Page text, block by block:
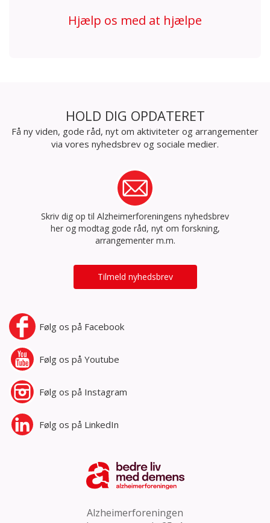
Hjælp os med at hjælpe
HOLD DIG OPDATERET
Få ny viden, gode råd, nyt om aktiviteter og arrangementer
via vores nyhedsbrev og sociale medier.
Skriv dig op til Alzheimerforeningens nyhedsbrev
her og modtag gode råd, nyt om forskning,
arrangementer m.m.
Tilmeld nyhedsbrev
Følg os på Facebook
Følg os på Youtube
Følg os på Instagram
Følg os på LinkedIn
Alzheimerforeningen